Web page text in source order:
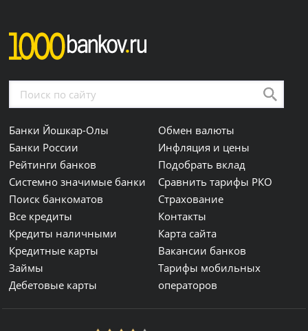
Банки Йошкар-Олы
Банки России
Рейтинги банков
Системно значимые банки
Поиск банкоматов
Все кредиты
Кредиты наличными
Кредитные карты
Займы
Дебетовые карты
Обмен валюты
Инфляция и цены
Подобрать вклад
Сравнить тарифы РКО
Страхование
Контакты
Карта сайта
Вакансии банков
Тарифы мобильных
операторов